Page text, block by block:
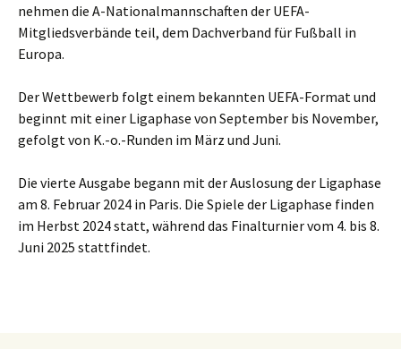
nehmen die A-Nationalmannschaften der UEFA-
Mitgliedsverbände teil, dem Dachverband für Fußball in
Europa.
Der Wettbewerb folgt einem bekannten UEFA-Format und
beginnt mit einer Ligaphase von September bis November,
gefolgt von K.-o.-Runden im März und Juni.
Die vierte Ausgabe begann mit der Auslosung der Ligaphase
am 8. Februar 2024 in Paris. Die Spiele der Ligaphase finden
im Herbst 2024 statt, während das Finalturnier vom 4. bis 8.
Juni 2025 stattfindet.